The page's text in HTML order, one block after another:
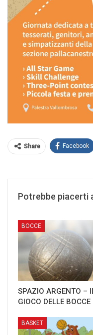
Share Facebook
Potrebbe piacerti
BOCCE
SPAZIO ARGENTO –
GIOCO DELLE BOCCE
BASKET